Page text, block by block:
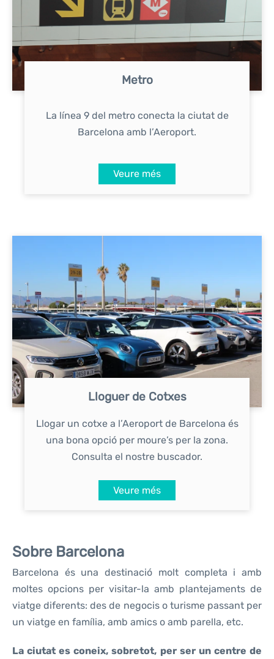
Metro
La línea 9 del metro conecta la ciutat de
Barcelona amb l’Aeroport.
Veure més
Lloguer de Cotxes
Llogar un cotxe a l’Aeroport de Barcelona és
una bona opció per moure’s per la zona.
Consulta el nostre buscador.
Veure més
Sobre Barcelona
Barcelona és una destinació molt completa i amb
moltes opcions per visitar-la amb plantejaments de
viatge diferents: des de negocis o turisme passant per
un viatge en família, amb amics o amb parella, etc.
La ciutat es coneix, sobretot, per ser un centre de